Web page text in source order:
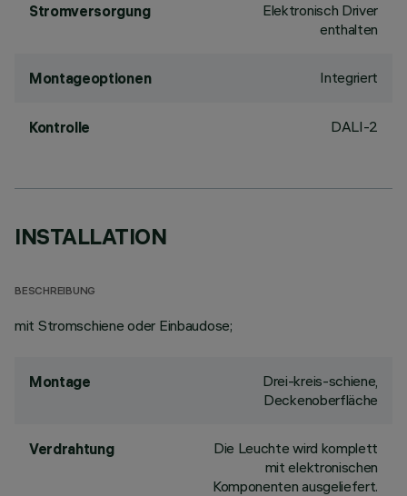
Stromversorgung
Elektronisch Driver
enthalten
Montageoptionen Integriert
Kontrolle DALI-2
INSTALLATION
BESCHREIBUNG
mit Stromschiene oder Einbaudose;
Montage
Drei-kreis-schiene,
Deckenoberfläche
Verdrahtung
Die Leuchte wird komplett
mit elektronischen
Komponenten ausgeliefert.